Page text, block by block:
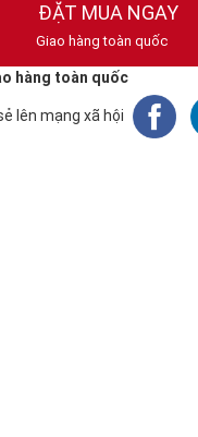
ĐẶT MUA NGAY
Giao hàng toàn quốc
hàng toàn quốc
lên mạng xã hội